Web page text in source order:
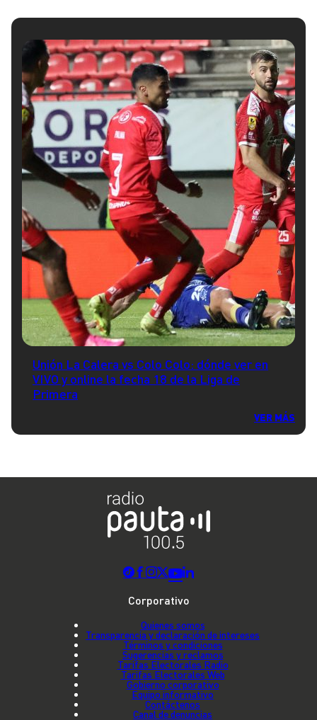
Unión La Calera vs Colo Colo: dónde ver en
VIVO y online la fecha 18 de la Liga de
Primera
VER MÁS
Corporativo
Quienes somos
Transparencia y declaración de intereses
Términos y condiciones
Sugerencias y reclamos
Tarifas Electorales Radio
Tarifas Electorales Web
Gobierno corporativo
Equipo informativo
Contáctenos
Canal de denuncias